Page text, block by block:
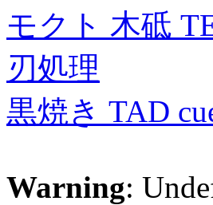
モクト 木砥
刃処理
黒焼き TAD
Warning: